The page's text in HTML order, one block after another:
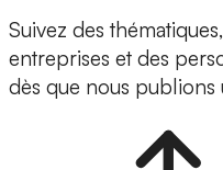
Suivez des
entreprises et des
dès que nous publions